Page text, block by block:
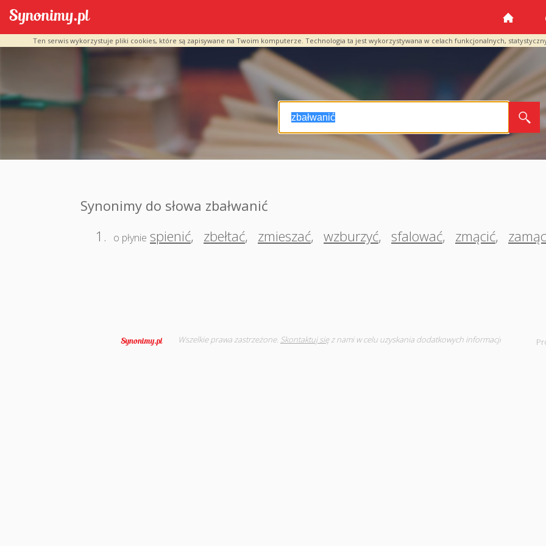
Ten serwis wykorzystuje pliki cookies, które są zapisywane na Twoim komputerze. Technologia ta jest wykorzystywana w celach funkcjonalnych,
Synonimy do słowa zbałwanić
1.
o płynie spienić, zbełtać, zmieszać, wzburzyć, sfalować, zmącić,
Wszelkie prawa zastrzeżone. Skontaktuj sięz nami w celu uzyskania dodatkowych informacji